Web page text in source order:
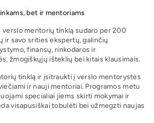
bet ir mentoriams
mentorių tinklą sudaro per 200
ir savo srities ekspertų, galinčių
finansų, rinkodaros ir
žmogiškųjų išteklių bei kitais klausimais.
tinklą ir įsitraukti į verslo mentorystės
ir nauji mentoriai. Programos metu
specialiai jiems skirti mokymai ir
visapusiškai tobulėti bei užmegzti naujas